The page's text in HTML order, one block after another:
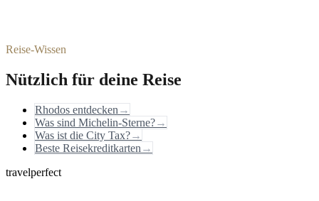
Reise-Wissen
Nützlich für deine Reise
Rhodos entdecken →
Was sind Michelin-Sterne?→
Was ist die City Tax?→
Beste Reisekreditkarten →
travelperfect